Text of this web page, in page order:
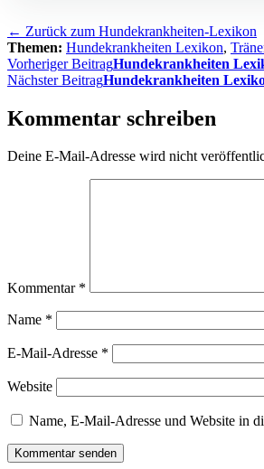
← Zurück zum Hundekrankheiten-Lexikon
Themen: Hundekrankheiten Lexikon,
Beitragsnavigation
Vorheriger BeitragHundekrankheiten
Nächster BeitragHundekrankheiten
Kommentar schreiben
Deine E-Mail-Adresse wird nicht
Kommentar *
Name *
E-Mail-Adresse *
Website
Name, E-Mail-Adresse und Website in